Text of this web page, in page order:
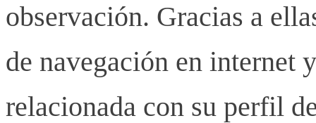
observación. Gracias a
de navegación en internet
relacionada con su perfil